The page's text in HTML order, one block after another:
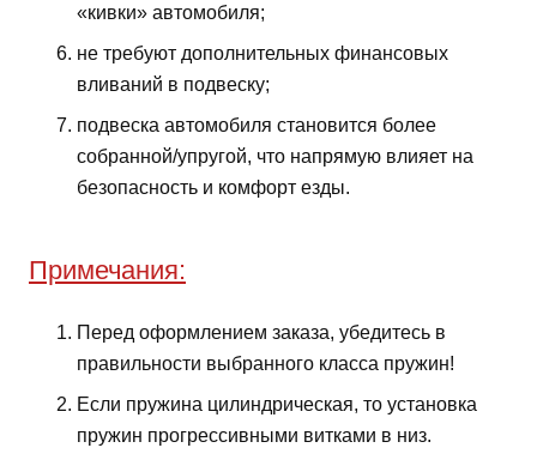
«кивки» автомобиля;
не требуют дополнительных финансовых
вливаний в подвеску;
подвеска автомобиля становится более
собранной/упругой, что напрямую влияет на
безопасность и комфорт езды.
Примечания:
Перед оформлением заказа, убедитесь в
правильности выбранного класса пружин!
Если пружина цилиндрическая, то установка
пружин прогрессивными витками в низ.